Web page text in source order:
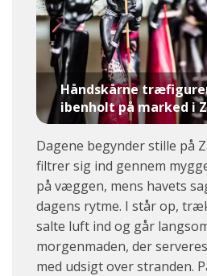
Håndskårne
ibenholt på marked i
Dagene begynder stille på
filtrer sig ind gennem
på væggen, mens havets
dagens rytme. I står op,
salte luft ind og går
morgenmaden, der
med udsigt over stranden.